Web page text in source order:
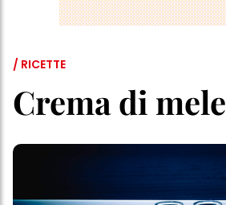
/ RICETTE
Crema di mele